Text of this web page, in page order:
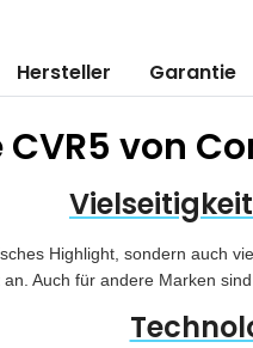
Hersteller Garantie
CVR5 von
Highlight, sondern auch
Auch für andere Marken